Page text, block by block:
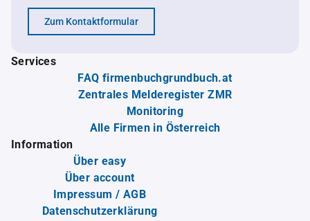
Zum Kontaktformular
Services
FAQ firmenbuchgrundbuch.at
Zentrales Melderegister ZMR
Monitoring
Alle Firmen in Österreich
Information
Über easy
Über account
Impressum / AGB
Datenschutzerklärung